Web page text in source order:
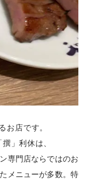
お店です。
撰」利休は、
専門店ならではのお
メニューが多数。特